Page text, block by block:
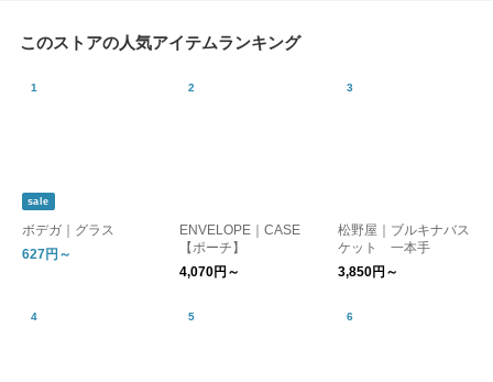
このストアの人気アイテムランキング
sale
ボデガ｜グラス
627円～
ENVELOPE｜CASE
【ポーチ】
4,070円～
松野屋｜ブルキナバス
ケット 一本手
3,850円～